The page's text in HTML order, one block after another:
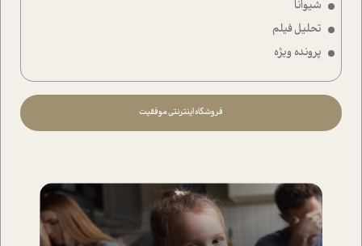
شیوانا
تحلیل فیلم
پرونده ویژه
فروشگاه اینترنتی موفقیت